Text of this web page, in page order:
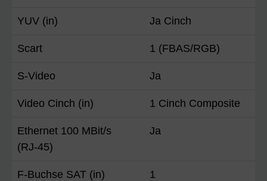
YUV (in) Ja Cinch
Scart 1 (FBAS/RGB)
S-Video Ja
Video Cinch (in) 1 Cinch Composite
Ethernet 100 MBit/s
(RJ-45)
Ja
F-Buchse SAT (in) 1